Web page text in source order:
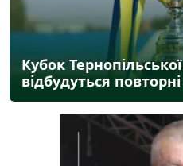
Кубок
відбудуться